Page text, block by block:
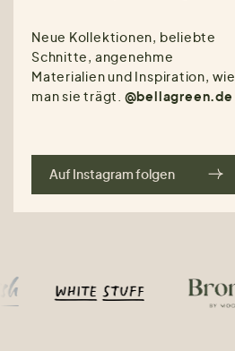
Neue Kollektionen, beliebte
Schnitte, angenehme
Materialien und Inspiration, wie
man sie trägt. @bellagreen.de
Auf Instagram folgen